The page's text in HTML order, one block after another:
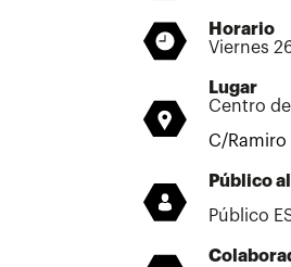
Horario
Viernes
Lugar
Centro
C/
Público
Público